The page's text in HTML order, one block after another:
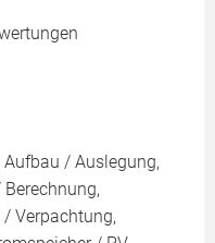
/ Auslegung,
Verpachtung,